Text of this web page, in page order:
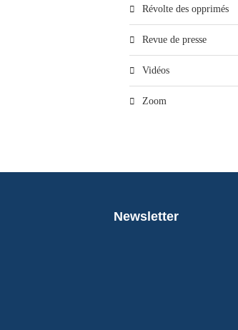
Révolte des opprimés
Revue de presse
Vidéos
Zoom
Newsletter